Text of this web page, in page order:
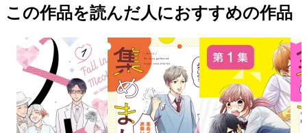
この作品を読んだ人におすすめの作品